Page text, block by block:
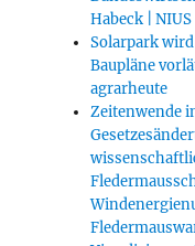
Habeck | NIUS
Solarpark
Baupläne
agrarheute
Zeitenwende